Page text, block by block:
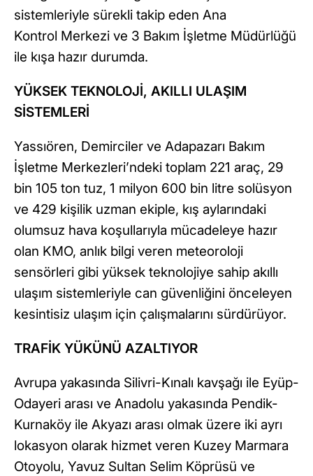
sistemleriyle sürekli takip eden Ana
Kontrol Merkezi ve 3 Bakım İşletme Müdürlüğü
ile kışa hazır durumda.
YÜKSEK TEKNOLOJİ, AKILLI ULAŞIM
SİSTEMLERİ
Yassıören, Demirciler ve Adapazarı Bakım
İşletme Merkezleri’ndeki toplam 221 araç, 29
bin 105 ton tuz, 1 milyon 600 bin litre solüsyon
ve 429 kişilik uzman ekiple, kış aylarındaki
olumsuz hava koşullarıyla mücadeleye hazır
olan KMO, anlık bilgi veren meteoroloji
sensörleri gibi yüksek teknolojiye sahip akıllı
ulaşım sistemleriyle can güvenliğini önceleyen
kesintisiz ulaşım için çalışmalarını sürdürüyor.
TRAFİK YÜKÜNÜ AZALTIYOR
Avrupa yakasında Silivri-Kınalı kavşağı ile Eyüp-
Odayeri arası ve Anadolu yakasında Pendik-
Kurnaköy ile Akyazı arası olmak üzere iki ayrı
lokasyon olarak hizmet veren Kuzey Marmara
Otoyolu, Yavuz Sultan Selim Köprüsü ve